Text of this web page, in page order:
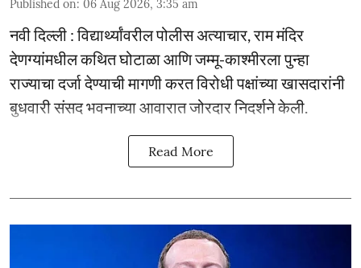
Published on: 06 Aug 2026, 3:35 am
नवी दिल्ली : विद्यार्थ्यांवरील पोलीस अत्याचार, राम मंदिर
देणग्यांमधील कथित घोटाळा आणि जम्मू-काश्मीरला पुन्हा
राज्याचा दर्जा देण्याची मागणी करत विरोधी पक्षांच्या खासदारांनी
बुधवारी संसद भवनाच्या आवारात जोरदार निदर्शने केली.
Read More